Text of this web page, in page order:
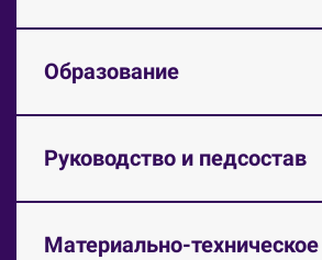
Образование
Руководство и педсостав
Материально-техническое